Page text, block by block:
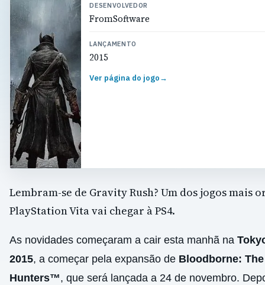
DESENVOLVEDOR
FromSoftware
LANÇAMENTO
2015
Ver página do jogo→
Lembram-se de Gravity Rush? Um dos jogos mais
PlayStation Vita vai chegar à PS4.
As novidades começaram a cair esta manhã na
2015, a começar pela expansão de Bloodborne:
Hunters™, que será lançada a 24 de novembro.